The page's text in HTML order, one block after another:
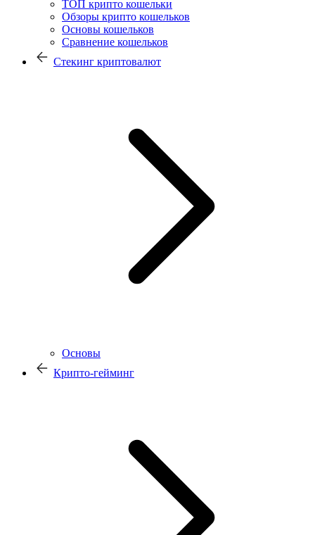
ТОП крипто кошельки
Обзоры крипто кошельков
Основы кошельков
Сравнение кошельков
Стекинг криптовалют
Основы
Крипто-гейминг